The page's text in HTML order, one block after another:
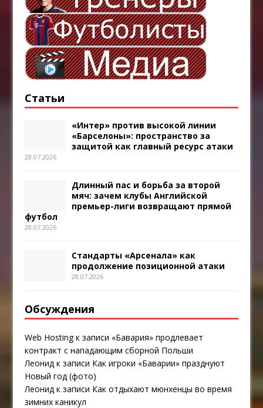
Статьи
«Интер» против высокой линии
«Барселоны»: пространство за
защитой как главный ресурс атаки
28.07.2026
Длинный пас и борьба за второй
мяч: зачем клубы Английской
премьер-лиги возвращают прямой
футбол
28.07.2026
Стандарты «Арсенала» как
продолжение позиционной атаки
28.07.2026
Обсуждения
Web Hostingк записи «Бавария» продлевает
контракт с нападающим сборной Польши
Леонид к записи Как игроки «Баварии» празднуют
Новый год (фото)
Леонид к записи Как отдыхают мюнхенцы во время
зимних каникул